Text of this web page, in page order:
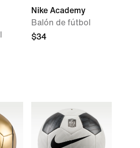
Nike Academy
Balón de fútbol
$34